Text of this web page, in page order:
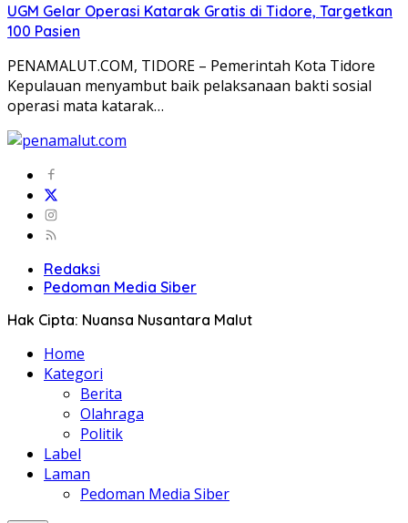
UGM Gelar Operasi Katarak Gratis di Tidore, Targetkan
100 Pasien
PENAMALUT.COM, TIDORE – Pemerintah Kota Tidore
Kepulauan menyambut baik pelaksanaan bakti sosial
operasi mata katarak…
Redaksi
Pedoman Media Siber
Hak Cipta: Nuansa Nusantara Malut
Home
Kategori
Berita
Olahraga
Politik
Label
Laman
Pedoman Media Siber